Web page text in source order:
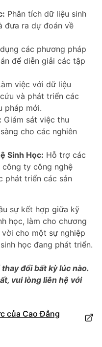
Phân tích dữ liệu sinh
đưa ra dự đoán về
các phương pháp
để diễn giải các tập
việc với dữ liệu
và phát triển các
pháp mới.
Giám sát việc thu
cho các nghiên
Sinh Học: Hỗ trợ các
ty công nghệ
phát triển các sản
sự kết hợp giữa kỹ
học, làm cho chương
cho một sự nghiệp
học đang phát triển.
đổi bất kỳ lúc nào.
vui lòng liên hệ với
của Cao Đẳng